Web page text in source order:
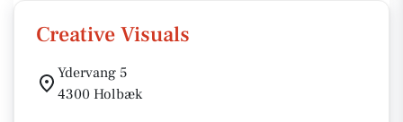
Creative Visuals
Ydervang 5
4300 Holbæk